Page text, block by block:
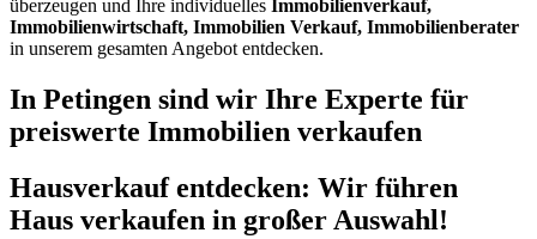
überzeugen und Ihre individuelles Immobilienverkauf,
Immobilienwirtschaft, Immobilien Verkauf, Immobilienberater
in unserem gesamten Angebot entdecken.
In Petingen sind wir Ihre Experte für
preiswerte Immobilien verkaufen
Hausverkauf entdecken: Wir führen
Haus verkaufen in großer Auswahl!